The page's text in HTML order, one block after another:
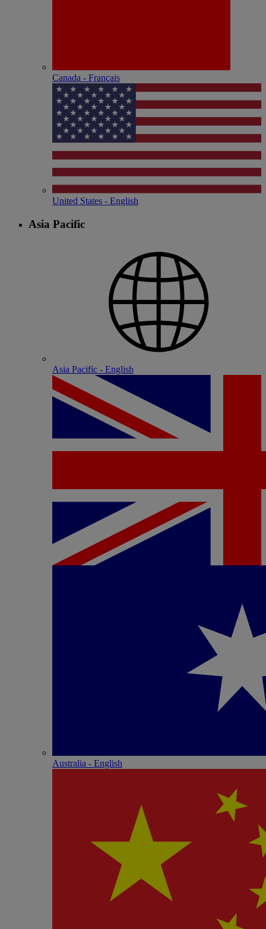
Canada - Français
United States - English
Asia Pacific
Asia Pacific - English
Australia - English